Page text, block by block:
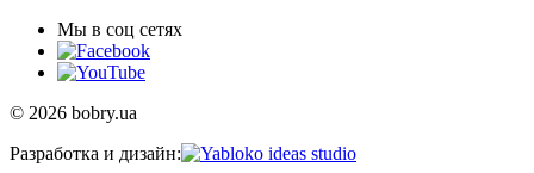
Мы в соц сетях
© 2026 bobry.ua
Разработка и дизайн: